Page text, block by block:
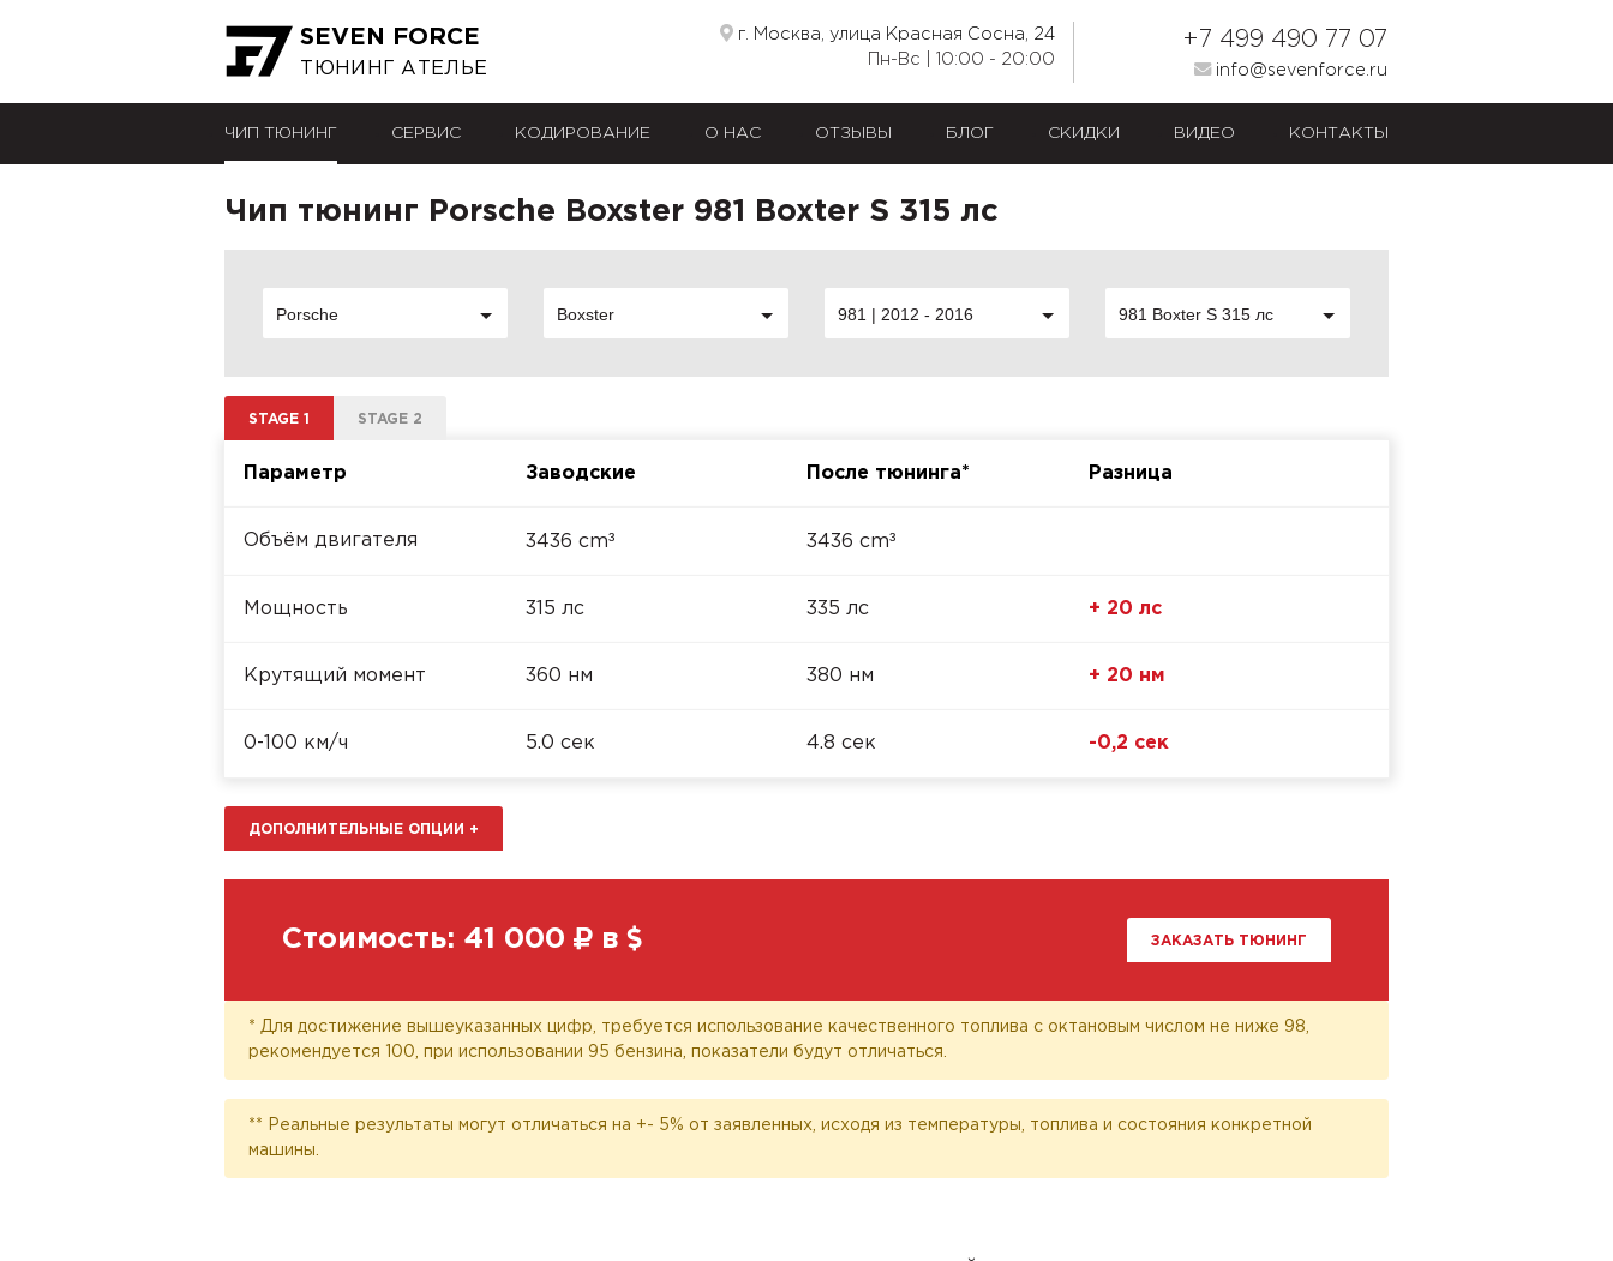
SEVEN FORCE
ТЮНИНГ АТЕЛЬЕ
г. Москва, улица Красная Сосна, 24
Пн-Вс | 10:00 - 20:00
+7 499 490 77 07
info@sevenforce.ru
ЧИП ТЮНИНГ СЕРВИС КОДИРОВАНИЕ О НАС ОТЗЫВЫ БЛОГ СКИДКИ ВИДЕО КОНТАКТЫ
Чип тюнинг Porsche Boxster 981 Boxter S 315 лс
Porsche Boxster 981 | 2012 - 2016 981 Boxter S 315 лс
STAGE 1 STAGE 2
Параметр Заводские После тюнинга* Разница
Объём двигателя 3436 cm³ 3436 cm³
Мощность 315 лс 335 лс + 20 лс
Крутящий момент 360 нм 380 нм + 20 нм
0-100 км/ч 5.0 сек 4.8 сек -0,2 сек
ДОПОЛНИТЕЛЬНЫЕ ОПЦИИ +
Стоимость: 41 000 в ЗАКАЗАТЬ ТЮНИНГ
* Для достижение вышеуказанных цифр, требуется использование качественного топлива с октановым числом не ниже 98,
рекомендуется 100, при использовании 95 бензина, показатели будут отличаться.
** Реальные результаты могут отличаться на +- 5% от заявленных, исходя из температуры, топлива и состояния конкретной
машины.